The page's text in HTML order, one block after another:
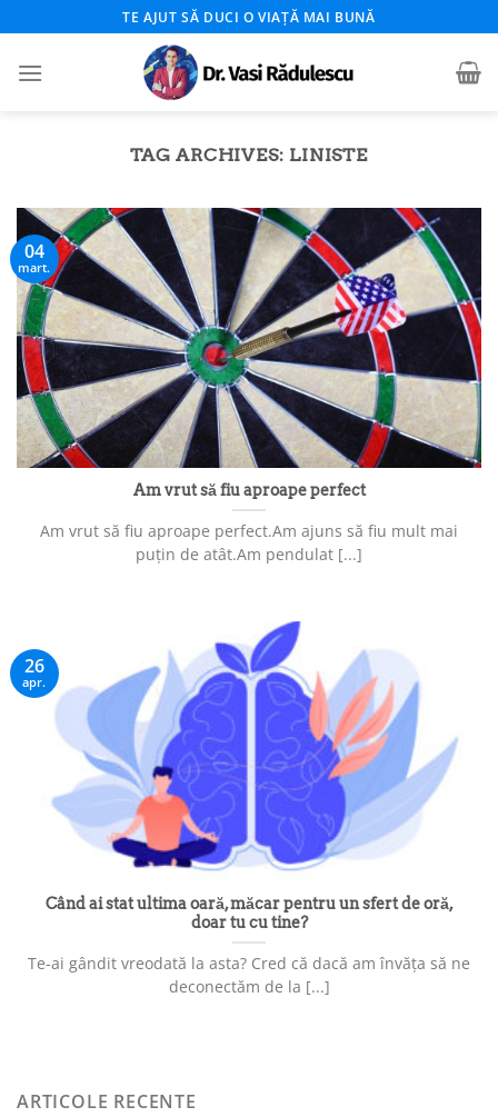
to
content
TE AJUT SĂ DUCI O VIAȚĂ MAI BUNĂ
TAG ARCHIVES: LINISTE
Am vrut să fiu aproape perfect
Am vrut să fiu aproape perfect.Am ajuns să fiu mult mai
puțin de atât.Am pendulat [...]
04
mart.
Când ai stat ultima oară, măcar pentru un sfert de oră,
doar tu cu tine?
Te-ai gândit vreodată la asta? Cred că dacă am învăța să ne
deconectăm de la [...]
26
apr.
ARTICOLE RECENTE